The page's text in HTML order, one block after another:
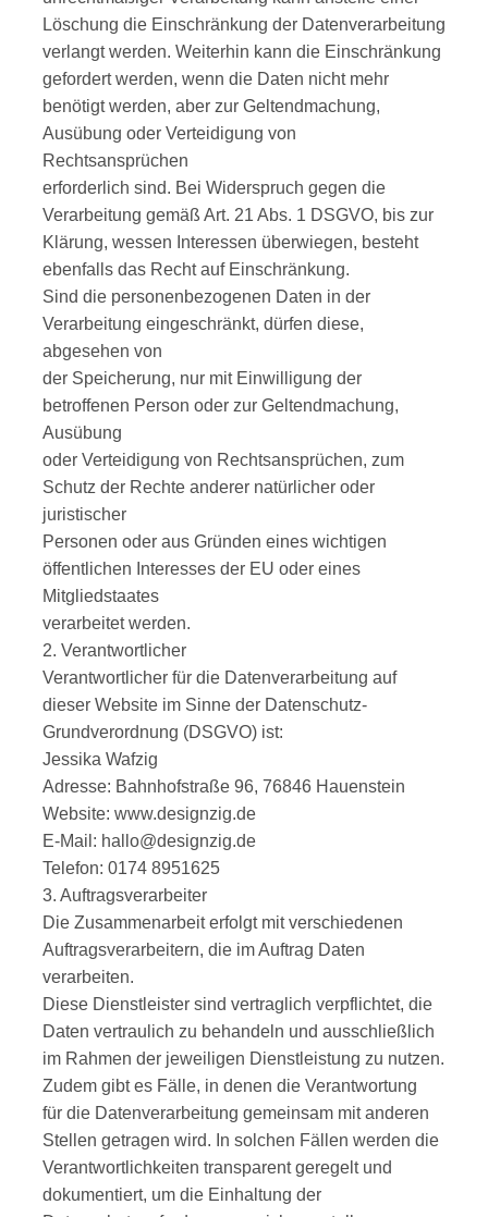
Löschung die Einschränkung der Datenverarbeitung
verlangt werden. Weiterhin kann die Einschränkung
gefordert werden, wenn die Daten nicht mehr
benötigt werden, aber zur Geltendmachung,
Ausübung oder Verteidigung von
Rechtsansprüchen
erforderlich sind. Bei Widerspruch gegen die
Verarbeitung gemäß Art. 21 Abs. 1 DSGVO, bis zur
Klärung, wessen Interessen überwiegen, besteht
ebenfalls das Recht auf Einschränkung.
Sind die personenbezogenen Daten in der
Verarbeitung eingeschränkt, dürfen diese,
abgesehen von
der Speicherung, nur mit Einwilligung der
betroffenen Person oder zur Geltendmachung,
Ausübung
oder Verteidigung von Rechtsansprüchen, zum
Schutz der Rechte anderer natürlicher oder
juristischer
Personen oder aus Gründen eines wichtigen
öffentlichen Interesses der EU oder eines
Mitgliedstaates
verarbeitet werden.
2. Verantwortlicher
Verantwortlicher für die Datenverarbeitung auf
dieser Website im Sinne der Datenschutz-
Grundverordnung (DSGVO) ist:
Jessika Wafzig
Adresse: Bahnhofstraße 96, 76846 Hauenstein
Website: www.designzig.de
E-Mail: hallo@designzig.de
Telefon: 0174 8951625
3. Auftragsverarbeiter
Die Zusammenarbeit erfolgt mit verschiedenen
Auftragsverarbeitern, die im Auftrag Daten
verarbeiten.
Diese Dienstleister sind vertraglich verpflichtet, die
Daten vertraulich zu behandeln und ausschließlich
im Rahmen der jeweiligen Dienstleistung zu nutzen.
Zudem gibt es Fälle, in denen die Verantwortung
für die Datenverarbeitung gemeinsam mit anderen
Stellen getragen wird. In solchen Fällen werden die
Verantwortlichkeiten transparent geregelt und
dokumentiert, um die Einhaltung der